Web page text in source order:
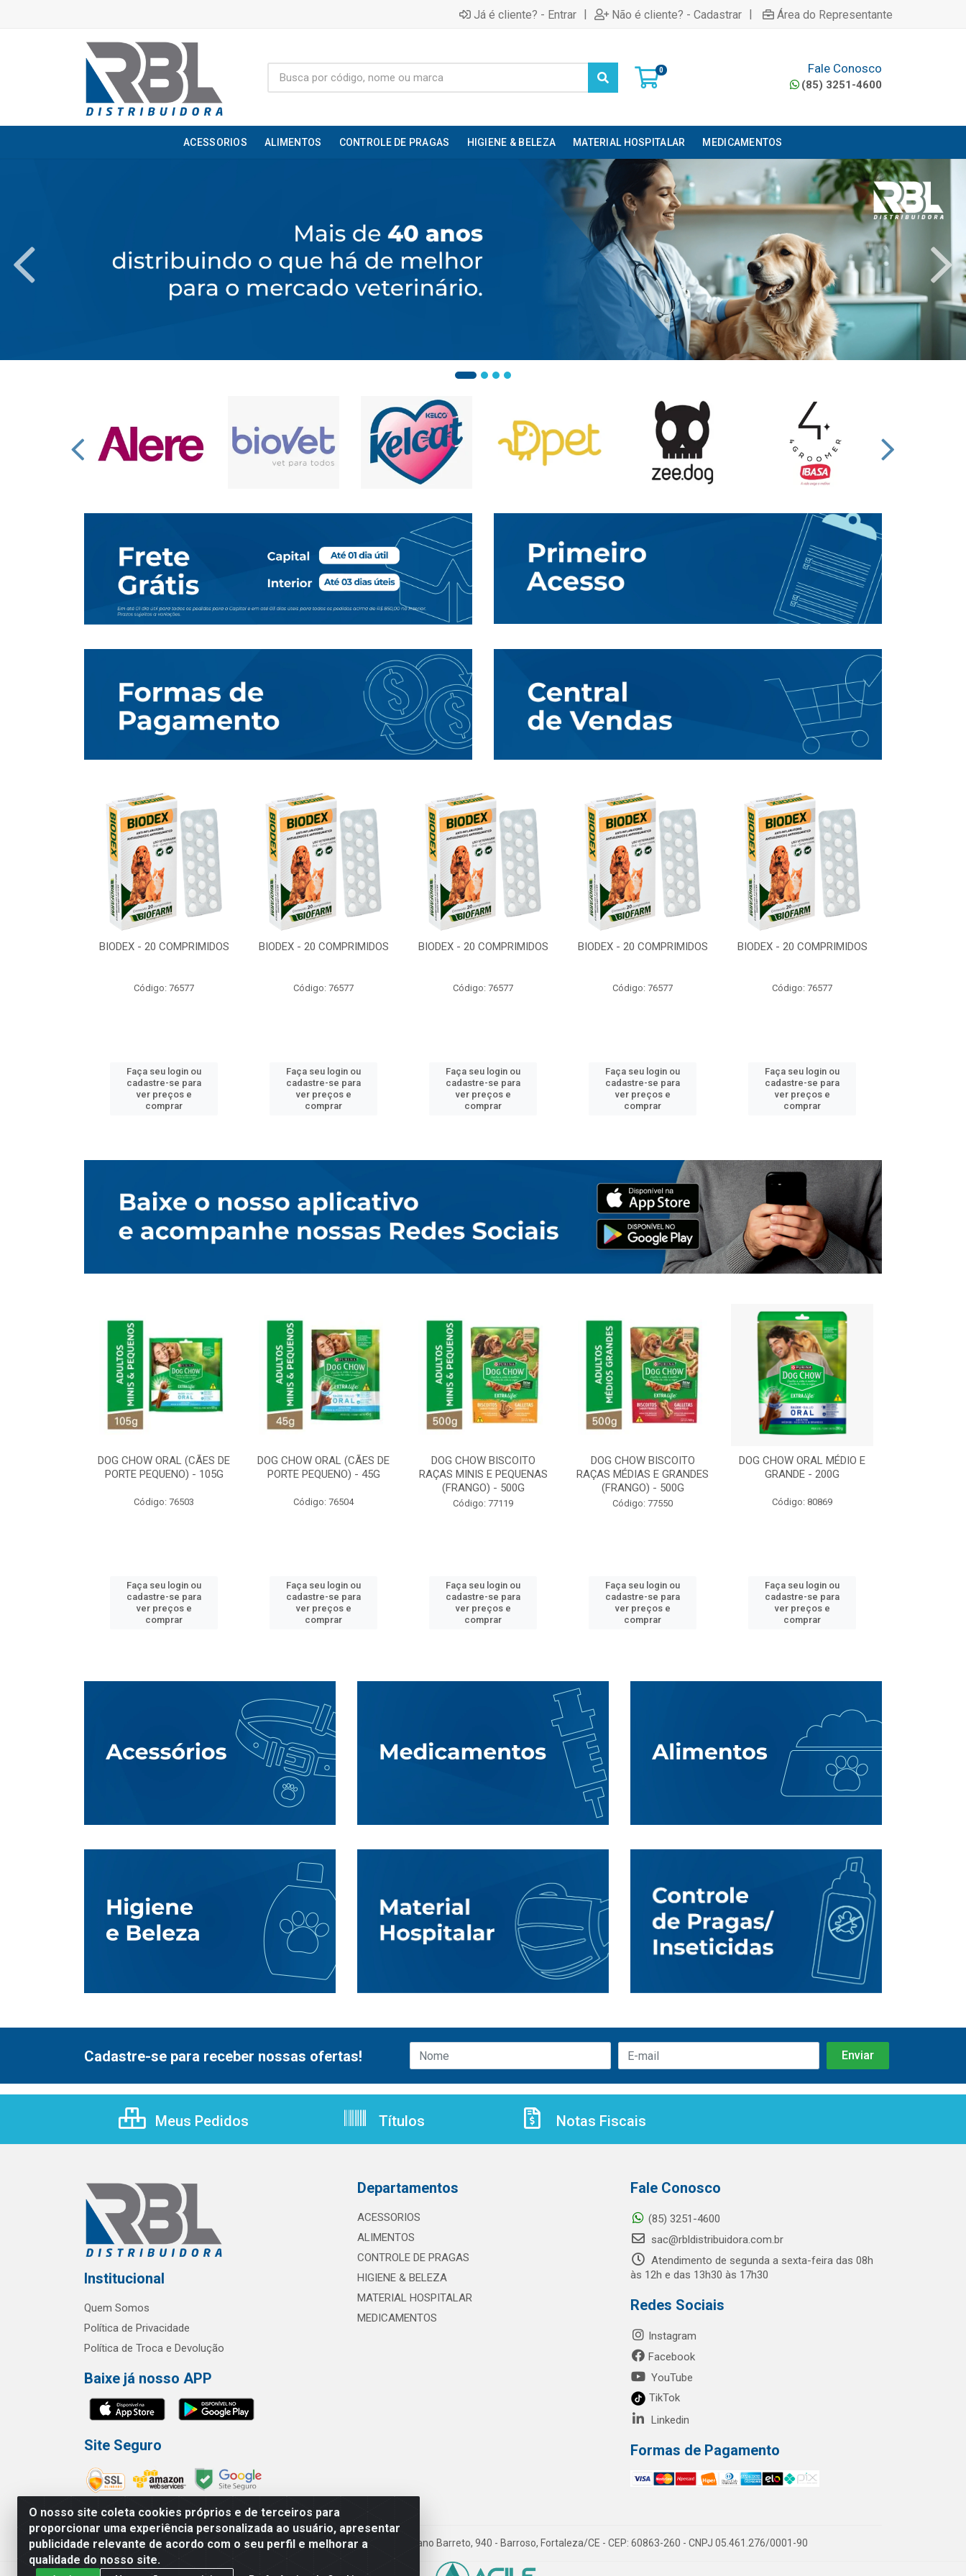
Já é cliente? - Entrar | Não é cliente? - Cadastrar | Área do Representante
0 Fale Conosco
(85) 3251-4600
ACESSORIOS ALIMENTOS CONTROLE DE PRAGAS HIGIENE & BELEZA MATERIAL HOSPITALAR MEDICAMENTOS
BIODEX - 20 COMPRIMIDOS
Código: 76577
Faça seu login ou
cadastre-se para
ver preços e
comprar
BIODEX - 20 COMPRIMIDOS
Código: 76577
Faça seu login ou
cadastre-se para
ver preços e
comprar
BIODEX - 20 COMPRIMIDOS
Código: 76577
Faça seu login ou
cadastre-se para
ver preços e
comprar
BIODEX - 20 COMPRIMIDOS
Código: 76577
Faça seu login ou
cadastre-se para
ver preços e
comprar
BIODEX - 20 COMPRIMIDOS
Código: 76577
Faça seu login ou
cadastre-se para
ver preços e
comprar
DOG CHOW ORAL (CÃES DE
PORTE PEQUENO) - 105G
Código: 76503
Faça seu login ou
cadastre-se para
ver preços e
comprar
DOG CHOW ORAL (CÃES DE
PORTE PEQUENO) - 45G
Código: 76504
Faça seu login ou
cadastre-se para
ver preços e
comprar
DOG CHOW BISCOITO
RAÇAS MINIS E PEQUENAS
(FRANGO) - 500G
Código: 77119
Faça seu login ou
cadastre-se para
ver preços e
comprar
DOG CHOW BISCOITO
RAÇAS MÉDIAS E GRANDES
(FRANGO) - 500G
Código: 77550
Faça seu login ou
cadastre-se para
ver preços e
comprar
DOG CHOW ORAL MÉDIO E
GRANDE - 200G
Código: 80869
Faça seu login ou
cadastre-se para
ver preços e
comprar
O nosso site coleta cookies próprios e de terceiros para
proporcionar uma experiência personalizada ao usuário, apresentar
publicidade relevante de acordo com o seu perfil e melhorar a
qualidade do nosso site.
Cadastre-se para receber nossas ofertas!
Meus Pedidos Títulos Notas Fiscais
Institucional
Quem Somos
Política de Privacidade
Política de Troca e Devolução
Baixe já nosso APP
Site Seguro
Departamentos
ACESSORIOS
ALIMENTOS
CONTROLE DE PRAGAS
HIGIENE & BELEZA
MATERIAL HOSPITALAR
MEDICAMENTOS
Fale Conosco
(85) 3251-4600
sac@rbldistribuidora.com.br
Atendimento de segunda a sexta-feira das 08h
às 12h e das 13h30 às 17h30
Redes Sociais
Instagram
Facebook
YouTube
TikTok
Linkedin
Formas de Pagamento
RBL Distribuidora Distribuidora Gomes LTDA - Rua Maximiano Barreto, 940 - Barroso, Fortaleza/CE - CEP: 60863-260 - CNPJ 05.461.276/0001-90